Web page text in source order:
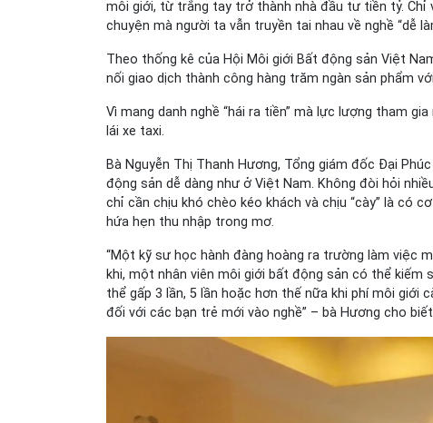
môi giới, từ trắng tay trở thành nhà đầu tư tiền tỷ. Chỉ
chuyện mà người ta vẫn truyền tai nhau về nghề “dễ
Theo thống kê của Hội Môi giới Bất động sản Việt
nối giao dịch thành công hàng trăm ngàn sản phẩm
Vì mang danh nghề “hái ra tiền” mà lực lượng tham
lái xe taxi.
Bà Nguyễn Thị Thanh Hương, Tổng giám đốc Đại
động sản dễ dàng như ở Việt Nam. Không đòi hỏi
chỉ cần chịu khó chèo kéo khách và chịu “cày” là có
hứa hẹn thu nhập trong mơ.
“Một kỹ sư học hành đàng hoàng ra trường làm việc
khi, một nhân viên môi giới bất động sản có thể
thể gấp 3 lần, 5 lần hoặc hơn thế nữa khi phí môi giới
đối với các bạn trẻ mới vào nghề” – bà Hương cho